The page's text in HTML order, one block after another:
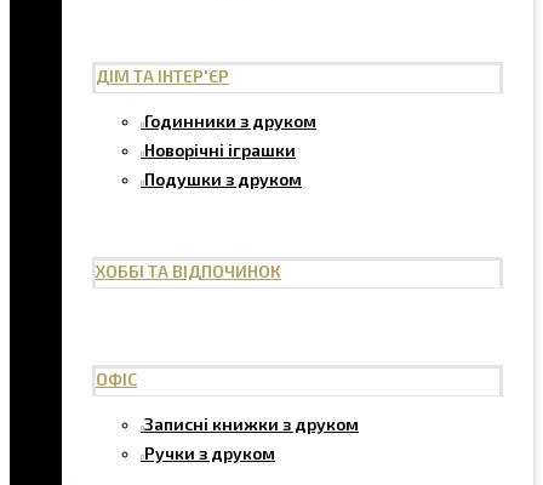
ДІМ ТА ІНТЕР'ЄР
Годинники з друком
Новорічні іграшки
Подушки з друком
ХОББІ ТА ВІДПОЧИНОК
ОФІС
Записні книжки з друком
Ручки з друком